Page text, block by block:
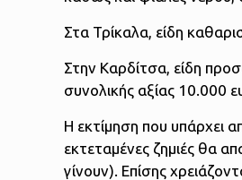
Στα Τρίκαλα, είδη
Στην Καρδίτσα, είδη
συνολικής αξίας 10.000
Η εκτίμηση που υπάρχει
εκτεταμένες ζημιές θα
γίνουν). Επίσης